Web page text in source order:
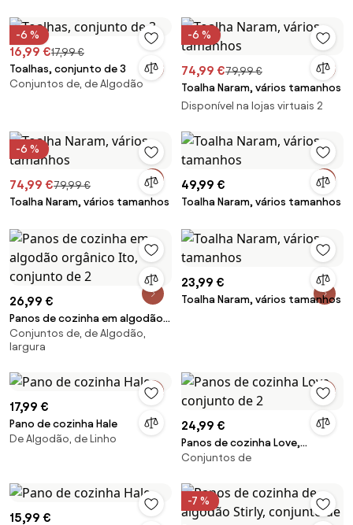
-6 %
16,99 €17,99 €
Toalhas, conjunto de 3
Conjuntos de, de Algodão
-6 %
74,99 €79,99 €
Toalha Naram, vários tamanhos
Disponível na lojas virtuais 2
-6 %
74,99 €79,99 €
Toalha Naram, vários tamanhos
49,99 €
Toalha Naram, vários tamanhos
26,99 €
Panos de cozinha em algodão
orgânico Ito, conjunto de 2
Conjuntos de, de Algodão,
largura
23,99 €
Toalha Naram, vários tamanhos
17,99 €
Pano de cozinha Hale
De Algodão, de Linho
24,99 €
Panos de cozinha Love,
conjunto de 2
Conjuntos de
15,99 €
-7 %